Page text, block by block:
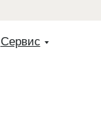
Сервис